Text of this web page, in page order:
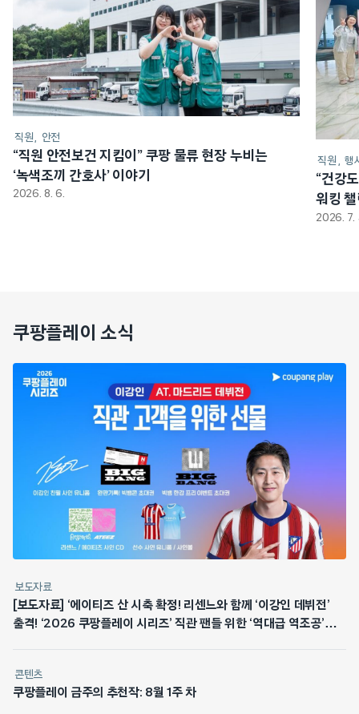
직원 안전
“직원 안전보건 지킴이” 쿠팡 물류 현장 누비는
‘녹색조끼 간호사’ 이야기
2026. 8. 6.
직원 행
“건강
워킹
2026. 7.
쿠팡플레이 소식
보도자료
[보도자료] ‘에이티즈 산 시축 확정! 리센느와 함께 ‘이강인 데뷔전’
출격! ‘2026 쿠팡플레이 시리즈’ 직관 팬들 위한 ‘역대급 역조공’
콘텐츠
쿠팡플레이 금주의 추천작: 8월 1주 차